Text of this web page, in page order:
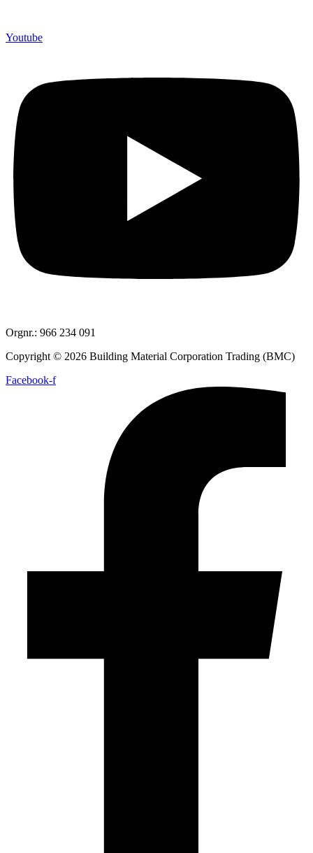
Youtube
Orgnr.: 966 234 091
Copyright © 2026 Building Material Corporation Trading (BMC)
Facebook-f